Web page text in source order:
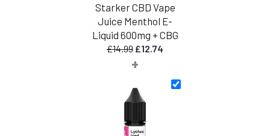
Starker CBD Vape
Juice Menthol E-
Liquid 600mg + CBG
£14.99 Ursprünglicher
Preis
£14.99
£12.74
£12.74.
+